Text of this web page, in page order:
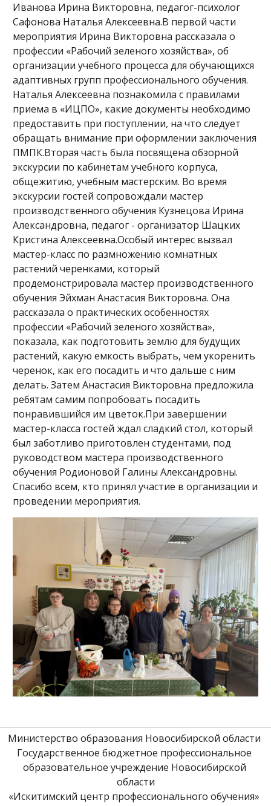
Иванова Ирина Викторовна, педагог-психолог
Сафонова Наталья Алексеевна.В первой части
мероприятия Ирина Викторовна рассказала о
профессии «Рабочий зеленого хозяйства», об
организации учебного процесса для обучающихся
адаптивных групп профессионального обучения.
Наталья Алексеевна познакомила с правилами
приема в «ИЦПО», какие документы необходимо
предоставить при поступлении, на что следует
обращать внимание при оформлении заключения
ПМПК.Вторая часть была посвящена обзорной
экскурсии по кабинетам учебного корпуса,
общежитию, учебным мастерским. Во время
экскурсии гостей сопровождали мастер
производственного обучения Кузнецова Ирина
Александровна, педагог - организатор Шацких
Кристина Алексеевна.Особый интерес вызвал
мастер-класс по размножению комнатных
растений черенками, который
продемонстрировала мастер производственного
обучения Эйхман Анастасия Викторовна. Она
рассказала о практических особенностях
профессии «Рабочий зеленого хозяйства»,
показала, как подготовить землю для будущих
растений, какую емкость выбрать, чем укоренить
черенок, как его посадить и что дальше с ним
делать. Затем Анастасия Викторовна предложила
ребятам самим попробовать посадить
понравившийся им цветок.При завершении
мастер-класса гостей ждал сладкий стол, который
был заботливо приготовлен студентами, под
руководством мастера производственного
обучения Родионовой Галины Александровны.
Спасибо всем, кто принял участие в организации и
проведении мероприятия.
Министерство образования Новосибирской области
Государственное бюджетное профессиональное
образовательное учреждение Новосибирской
области
«Искитимский центр профессионального обучения»